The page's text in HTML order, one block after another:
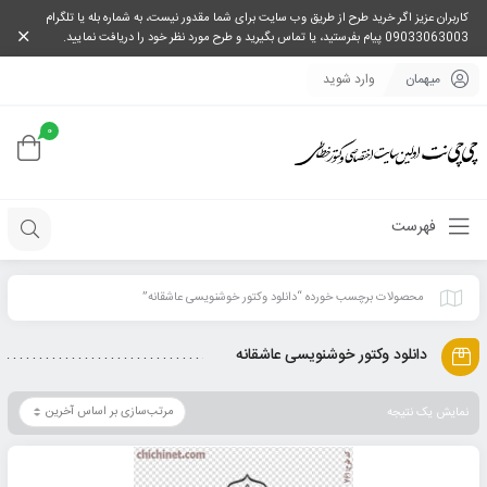
کاربران عزیز اگر خرید طرح از طریق وب سایت برای شما مقدور نیست، به شماره بله یا تلگرام
09033063003 پیام بفرستید، یا تماس بگیرید و طرح مورد نظر خود را دریافت نمایید.
میهمان وارد شوید
0
فهرست
محصولات برچسب خورده “دانلود وکتور خوشنویسی عاشقانه”
دانلود وکتور خوشنویسی عاشقانه
نمایش یک نتیجه